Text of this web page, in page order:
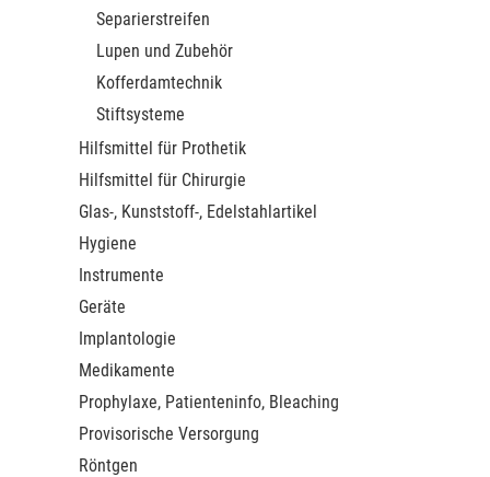
Separierstreifen
Lupen und Zubehör
Kofferdamtechnik
Stiftsysteme
Hilfsmittel für Prothetik
Hilfsmittel für Chirurgie
Glas-, Kunststoff-, Edelstahlartikel
Hygiene
Instrumente
Geräte
Implantologie
Medikamente
Prophylaxe, Patienteninfo, Bleaching
Provisorische Versorgung
Röntgen